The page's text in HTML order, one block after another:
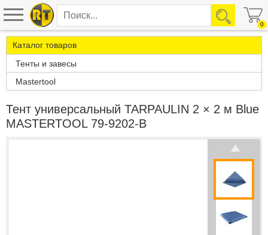
0
Каталог товаров
Тенты и завесы
Mastertool
Тент универсальный TARPAULIN 2 × 2 м Blue
MASTERTOOL 79-9202-В